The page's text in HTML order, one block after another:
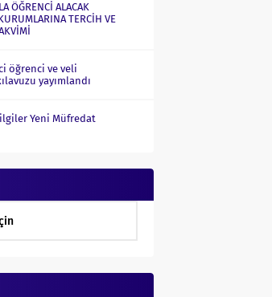
ÖĞRENCİ ALACAK
TERCİH VE
öğrenci ve veli
yayımlandı
Yeni Müfredat